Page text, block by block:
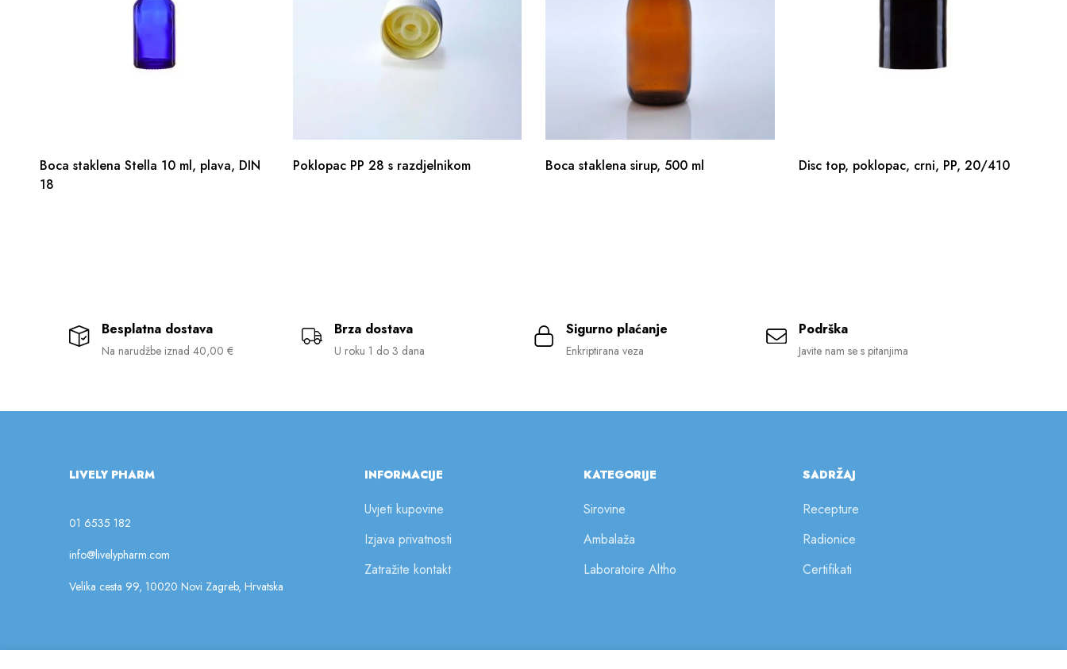
Boca staklena Stella 10 ml, plava, DIN
18
Poklopac PP 28 s razdjelnikom Boca staklena sirup, 500 ml Disc top, poklopac, crni, PP, 20/410
Besplatna dostava
Na narudžbe iznad 40,00 €
Brza dostava
U roku 1 do 3 dana
Sigurno plaćanje
Enkriptirana veza
Podrška
Javite nam se s pitanjima
LIVELY PHARM
01 6535 182
info@livelypharm.com
Velika cesta 99, 10020 Novi Zagreb, Hrvatska
INFORMACIJE
Uvjeti kupovine
Izjava privatnosti
Zatražite kontakt
KATEGORIJE
Sirovine
Ambalaža
Laboratoire Altho
SADRŽAJ
Recepture
Radionice
Certifikati